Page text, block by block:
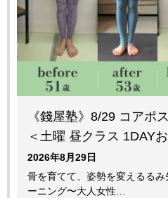
《錢屋塾》8/29 コアポ
＜土曜 昼クラス 1DAY
2026年8月29日
骨を育てて、姿勢を変えるる
ーニング〜大人女性…